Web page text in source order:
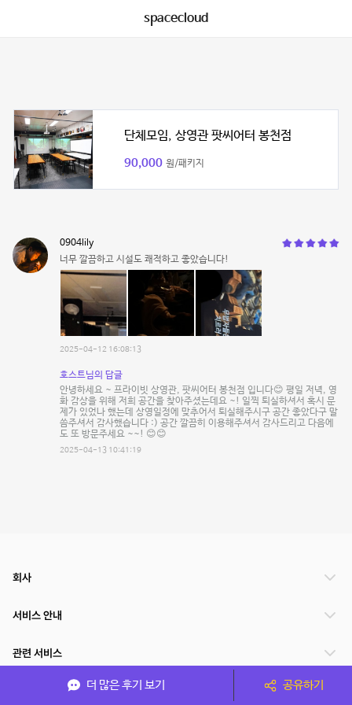
spacecloud
단체모임, 상영관 팟씨어터 봉천점
90,000 원/패키지
0904lily
너무 깔끔하고 시설도 쾌적하고 좋았습니다!
2025-04-12 16:08:13
호스트님의 답글
안녕하세요 ~ 프라이빗 상영관, 팟씨어터 봉천점 입니다😊 평일 저녁, 영
화 감상을 위해 저희 공간을 찾아주셨는데요 ~! 일찍 퇴실하셔서 혹시 문
제가 있었나 했는데 상영일정에 맞추어서 퇴실해주시구 공간 좋았다구 말
씀주셔서 감사했습니다 :) 공간 깔끔히 이용해주셔서 감사드리고 다음에
도 또 방문주세요 ~~! 😊😊
2025-04-13 10:41:19
더 많은 후기 보기 공유하기
회사
서비스 안내
관련 서비스